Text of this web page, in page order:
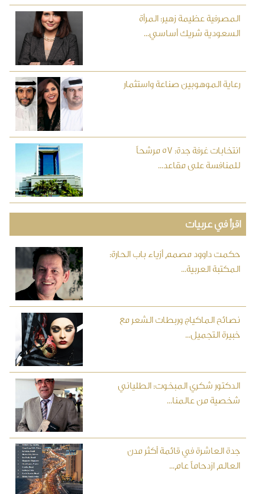
المصرفية عظيمة زهير: المرأة
السعودية شريك أساسي...
رعاية الموهوبين صناعة واستثمار
انتخابات غرفة جدة: 57 مرشحاً
للمنافسة على مقاعد...
اقرأ في عربيات
حكمت داوود مصمم أزياء باب الحارة:
المكتبة العربية...
نصائح الماكياج وربطات الشعر مع
خبيرة التجميل...
الدكتور شكري المبخوت: الطلياني
شخصية من عالمنا...
جدة العاشرة في قائمة أكثر مدن
العالم ازدحاماً عام...